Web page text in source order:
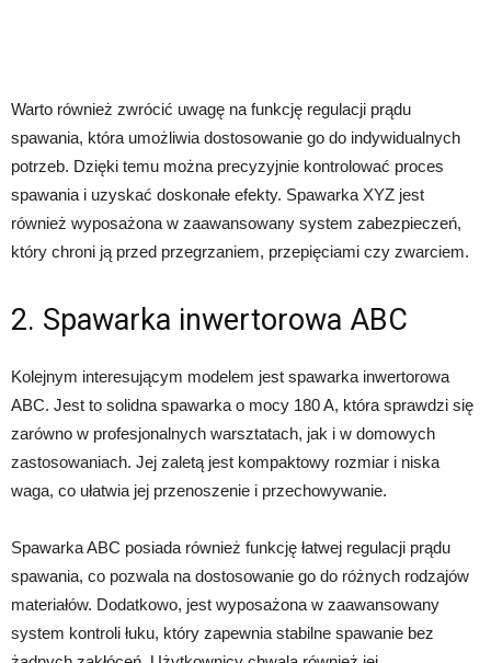
Warto również zwrócić uwagę na funkcję regulacji prądu
spawania, która umożliwia dostosowanie go do indywidualnych
potrzeb. Dzięki temu można precyzyjnie kontrolować proces
spawania i uzyskać doskonałe efekty. Spawarka XYZ jest
również wyposażona w zaawansowany system zabezpieczeń,
który chroni ją przed przegrzaniem, przepięciami czy zwarciem.
2. Spawarka inwertorowa ABC
Kolejnym interesującym modelem jest spawarka inwertorowa
ABC. Jest to solidna spawarka o mocy 180 A, która sprawdzi się
zarówno w profesjonalnych warsztatach, jak i w domowych
zastosowaniach. Jej zaletą jest kompaktowy rozmiar i niska
waga, co ułatwia jej przenoszenie i przechowywanie.
Spawarka ABC posiada również funkcję łatwej regulacji prądu
spawania, co pozwala na dostosowanie go do różnych rodzajów
materiałów. Dodatkowo, jest wyposażona w zaawansowany
system kontroli łuku, który zapewnia stabilne spawanie bez